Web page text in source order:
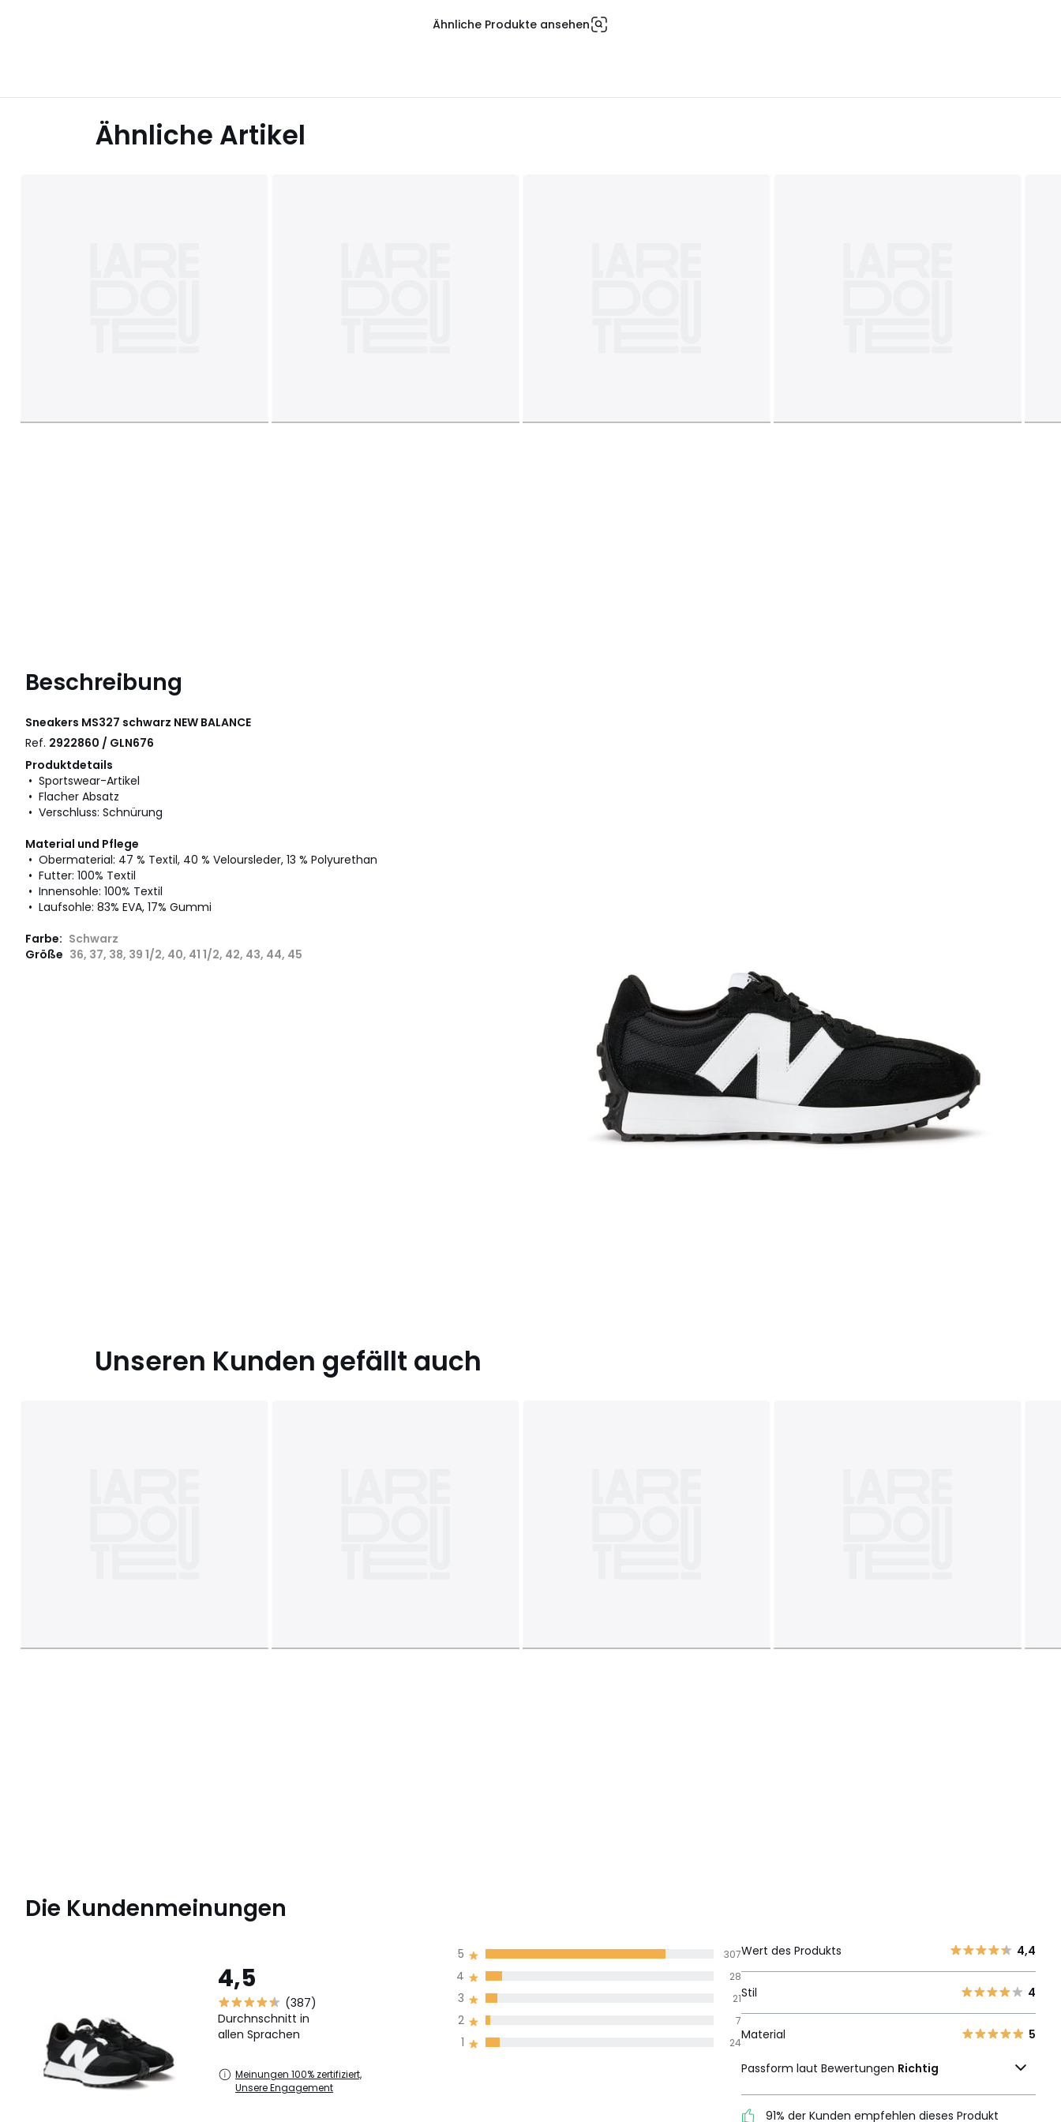
Ähnliche Produkte ansehen
Ähnliche Artikel
Beschreibung
Sneakers MS327 schwarz NEW BALANCE
Ref. 2922860 / GLN676
Produktdetails
• Sportswear-Artikel
• Flacher Absatz
• Verschluss: Schnürung
Material und Pflege
• Obermaterial: 47 % Textil, 40 % Veloursleder, 13 % Polyurethan
• Futter: 100% Textil
• Innensohle: 100% Textil
• Laufsohle: 83% EVA, 17% Gummi
Farbe: Schwarz
Größe 36, 37, 38, 39 1/2, 40, 41 1/2, 42, 43, 44, 45
Unseren Kunden gefällt auch
Die Kundenmeinungen
4,5
(387)
Durchnschnitt in
allen Sprachen
Meinungen 100% zertifiziert,
Unsere Engagement
1 24
2 7
3 21
4 28
5 307Wert des Produkts 4,4
Stil 4
Material 5
Passform laut Bewertungen Richtig
91% der Kunden empfehlen dieses Produkt